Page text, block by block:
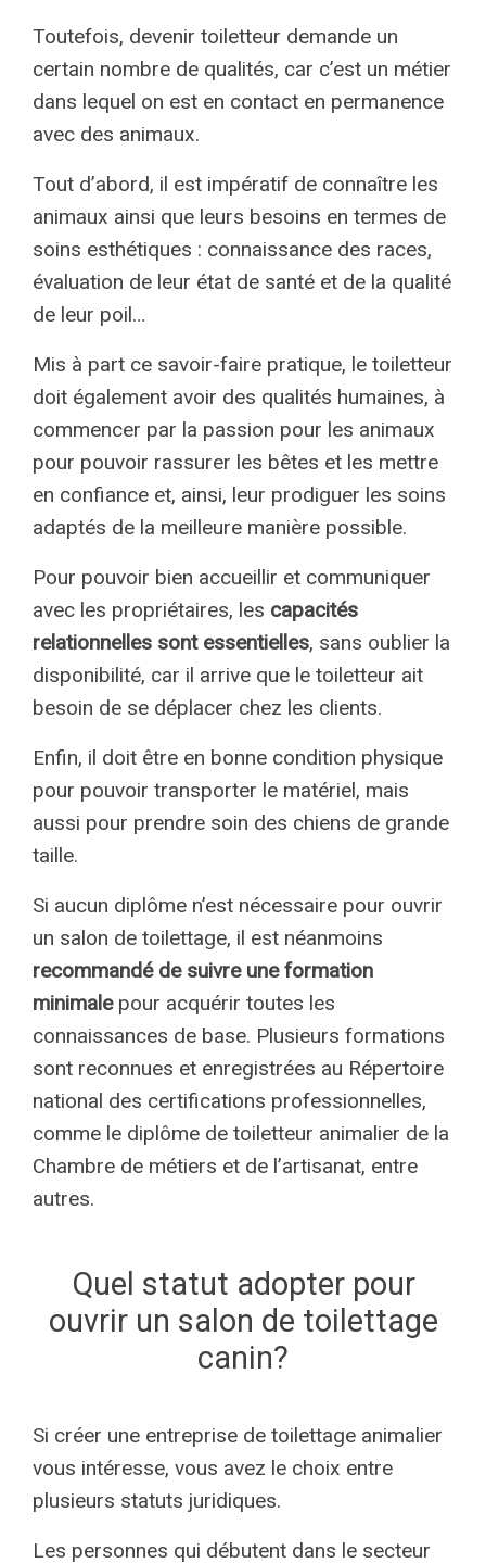
Toutefois, devenir toiletteur demande un
certain nombre de qualités, car c’est un métier
dans lequel on est en contact en permanence
avec des animaux.
Tout d’abord, il est impératif de connaître les
animaux ainsi que leurs besoins en termes de
soins esthétiques : connaissance des races,
évaluation de leur état de santé et de la qualité
de leur poil…
Mis à part ce savoir-faire pratique, le toiletteur
doit également avoir des qualités humaines, à
commencer par la passion pour les animaux
pour pouvoir rassurer les bêtes et les mettre
en confiance et, ainsi, leur prodiguer les soins
adaptés de la meilleure manière possible.
Pour pouvoir bien accueillir et communiquer
avec les propriétaires, les capacités
relationnelles sont essentielles, sans oublier la
disponibilité, car il arrive que le toiletteur ait
besoin de se déplacer chez les clients.
Enfin, il doit être en bonne condition physique
pour pouvoir transporter le matériel, mais
aussi pour prendre soin des chiens de grande
taille.
Si aucun diplôme n’est nécessaire pour ouvrir
un salon de toilettage, il est néanmoins
recommandé de suivre une formation
minimalepour acquérir toutes les
connaissances de base. Plusieurs formations
sont reconnues et enregistrées au Répertoire
national des certifications professionnelles,
comme le diplôme de toiletteur animalier de la
Chambre de métiers et de l’artisanat, entre
autres.
Quel statut adopter pour
ouvrir un salon de toilettage
canin?
Si créer une entreprise de toilettage animalier
vous intéresse, vous avez le choix entre
plusieurs statuts juridiques.
Les personnes qui débutent dans le secteur